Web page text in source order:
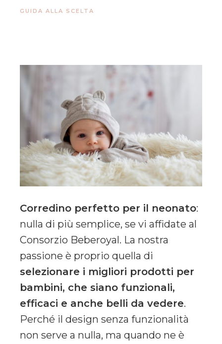
GUIDA ALLA SCELTA
Corredino perfetto per il neonato:
nulla di più semplice, se vi affidate al
Consorzio Beberoyal. La nostra
passione è proprio quella di
selezionare i migliori prodotti per
bambini, che siano funzionali,
efficaci e anche belli da vedere.
Perché il design senza funzionalità
non serve a nulla, ma quando ne è